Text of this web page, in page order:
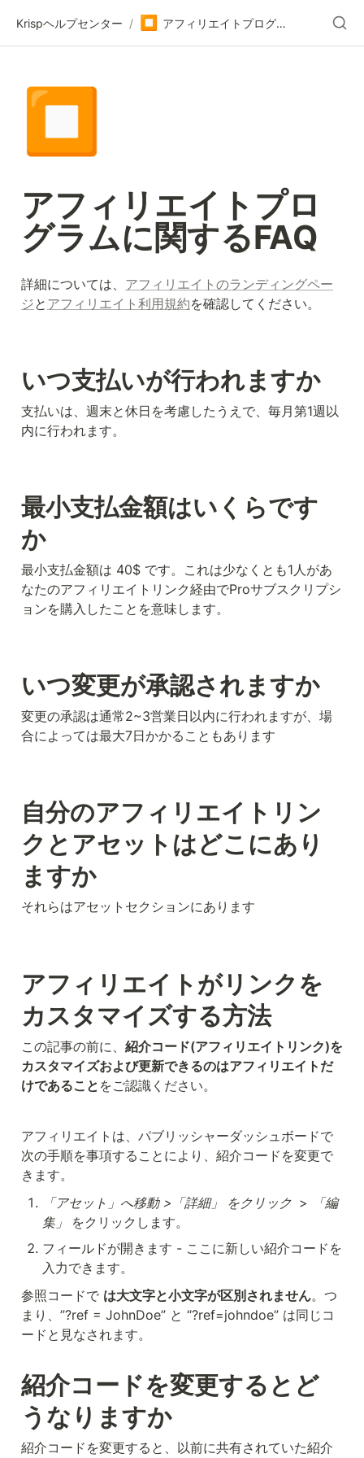
Krispヘルプセンター / ⏹️ アフィリエイトプログラムに関するFAQ
⏹️
アフィリエイトプロ
グラムに関するFAQ
詳細については、 アフィリエイトのランディングペー
ジと アフィリエイト利用規約を確認してください。
いつ支払いが行われますか
支払いは、週末と休日を考慮したうえで、毎月第1週以
内に行われます。
最小支払金額はいくらです
か
最小支払金額は 40$ です。これは少なくとも1人があ
なたのアフィリエイトリンク経由でProサブスクリプシ
ョンを購入したことを意味します。
いつ変更が承認されますか
変更の承認は通常2~3営業日以内に行われますが、場
合によっては最大7日かかることもあります
自分のアフィリエイトリン
クとアセットはどこにあり
ますか
それらはアセットセクションにあります
アフィリエイトがリンクを
カスタマイズする方法
この記事の前に、 紹介コード(アフィリエイトリンク)を
カスタマイズおよび更新できるのはアフィリエイトだ
けであること をご認識ください。
アフィリエイトは、パブリッシャーダッシュボードで
次の手順を事項することにより、紹介コードを変更で
きます。
「アセット」へ移動 >「詳細」 をクリック >
「編
集」 をクリックします。
フィールドが開きます - ここに新しい紹介コードを
入力できます。
参照コードで は大文字と小文字が区別されません。つ
まり、”?ref = JohnDoe” と “?ref=johndoe” は同じコ
ードと見なされます。
紹介コードを変更するとど
うなりますか
紹介コードを変更すると、以前に共有されていた紹介